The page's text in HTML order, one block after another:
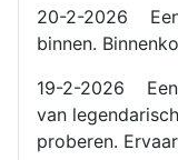
20-2-2026 Een
binnen.
19-2-2026 Een
van
proberen.